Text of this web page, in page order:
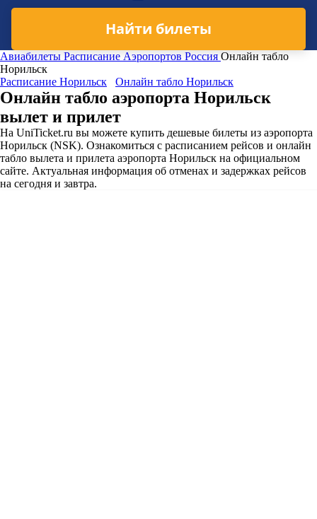
Найти билеты
Авиабилеты Расписание Аэропортов Россия Онлайн табло
Норильск
Расписание Норильск
Онлайн табло Норильск
Онлайн табло аэропорта Норильск
вылет и прилет
На UniTicket.ru вы можете купить дешевые билеты из аэропорта
Норильск (NSK). Ознакомиться с расписанием рейсов и онлайн
табло вылета и прилета аэропорта Норильск на официальном
сайте. Актуальная информация об отменах и задержках рейсов
на сегодня и завтра.